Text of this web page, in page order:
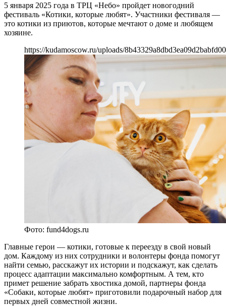
5 января 2025 года в ТРЦ «Небо» пройдет новогодний
фестиваль «Котики, которые любят». Участники фестиваля —
это котики из приютов, которые мечтают о доме и любящем
хозяине.
https://kudamoscow.ru/uploads/
Фото: fund4dogs.ru
Главные герои — котики, готовые к переезду в свой новый
дом. Каждому из них сотрудники и волонтеры фонда помогут
найти семью, расскажут их истории и подскажут, как сделать
процесс адаптации максимально комфортным. А тем, кто
примет решение забрать хвостика домой, партнеры фонда
«Собаки, которые любят» приготовили подарочный набор для
первых дней совместной жизни.